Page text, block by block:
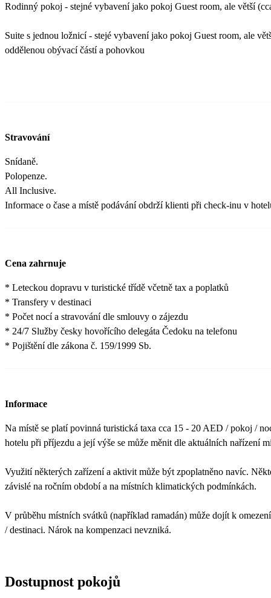
Rodinný pokoj - stejné vybavení jako pokoj Guest room, ale větší
Suite s jednou ložnicí - stejé vybavení jako pokoj Guest room, ale
oddělenou obývací částí a pohovkou
Stravování
Snídaně.
Polopenze.
All Inclusive.
Informace o čase a místě podávání obdrží klienti při check-inu v
Cena zahrnuje
* Leteckou dopravu v turistické třídě včetně tax a poplatků
* Transfery v destinaci
* Počet nocí a stravování dle smlouvy o zájezdu
* 24/7 Služby česky hovořícího delegáta Čedoku na telefonu
* Pojištění dle zákona č. 159/1999 Sb.
Informace
Na místě se platí povinná turistická taxa cca 15 - 20 AED / pokoj /
hotelu při příjezdu a její výše se může měnit dle aktuálních nařízení
Využití některých zařízení a aktivit může být zpoplatněno navíc.
závislé na ročním období a na místních klimatických podmínkách.
V průběhu místních svátků (například ramadán) může dojít k
/ destinaci. Nárok na kompenzaci nevzniká.
Dostupnost pokojů